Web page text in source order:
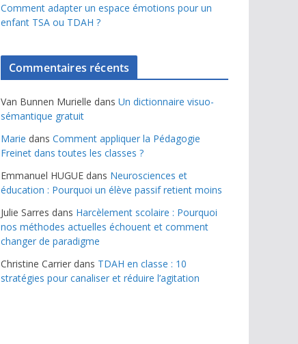
Comment adapter un espace émotions pour un
enfant TSA ou TDAH ?
Commentaires récents
Van Bunnen Murielle dans Un dictionnaire visuo-
sémantique gratuit
Marie dans Comment appliquer la Pédagogie
Freinet dans toutes les classes ?
Emmanuel HUGUE dans Neurosciences et
éducation : Pourquoi un élève passif retient moins
Julie Sarres dans Harcèlement scolaire : Pourquoi
nos méthodes actuelles échouent et comment
changer de paradigme
Christine Carrier dans TDAH en classe : 10
stratégies pour canaliser et réduire l’agitation